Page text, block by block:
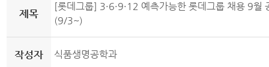
제목
[롯데그룹] 3·6·9·12 예측가능한 롯데그룹 채용 9월
(9/3~)
작성자 식품생명공학과